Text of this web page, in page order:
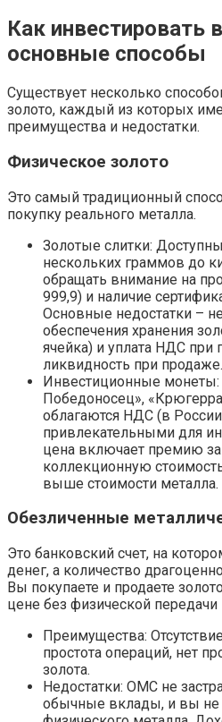
Как инвестировать
основные способы
Существует несколько
золото, каждый из которых
преимущества и недостатки.
Физическое золото
Это самый традиционный
покупку реального металла.
Золотые слитки:
нескольких граммов до
обращать внимание на
999,9) и наличие
Основные недостатки –
обеспечения хранения
ячейка) и уплата НДС при
ликвидность при продаже.
Инвестиционные монеты:
Победоносец»,
облагаются НДС (в
привлекательными для
цена включает премию за
коллекционную
выше стоимости металла.
Обезличенные
Это банковский счет, на
денег, а количество
Вы покупаете и продаете
цене без физической передачи
Преимущества:
простота операций, нет
золота.
Недостатки: ОМС не
обычные вклады, и вы не